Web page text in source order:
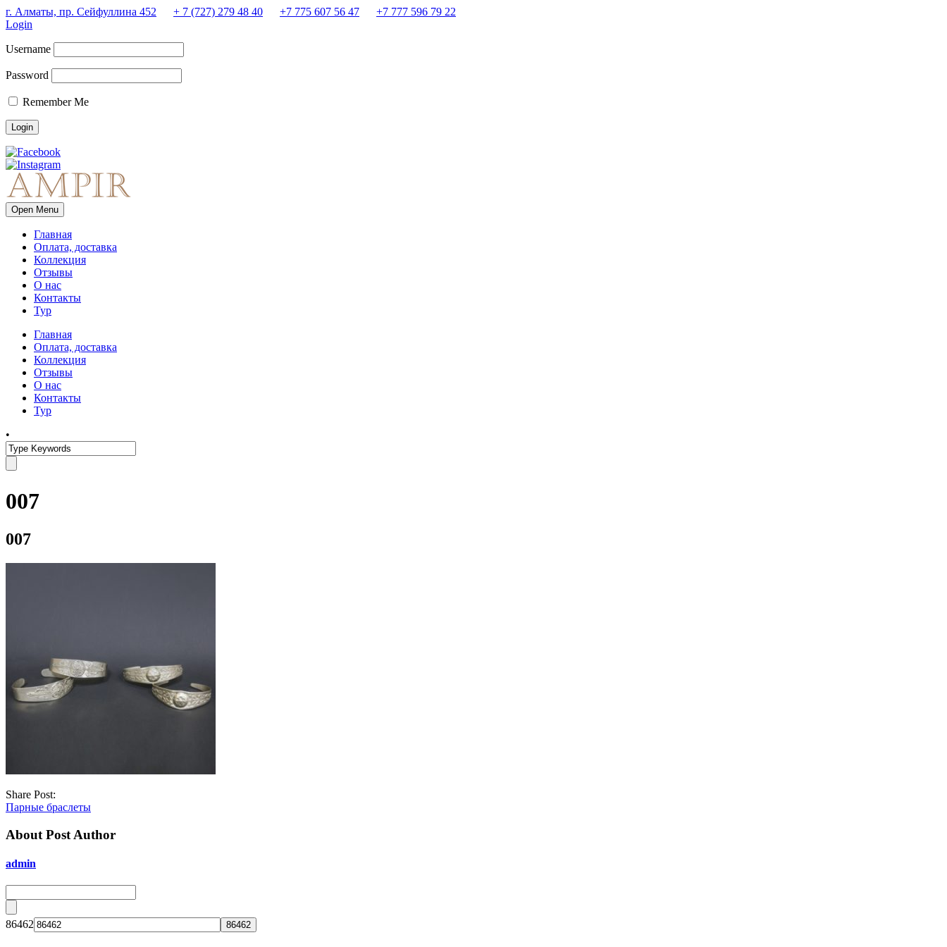
г. Алматы, пр. Сейфуллина 452 + 7 (727) 279 48 40 +7 775 607 56 47
+7 777 596 79 22
Login
Username
Password
Remember Me
Open Menu
Главная
Оплата, доставка
Коллекция
Отзывы
О нас
Контакты
Тур
Главная
Оплата, доставка
Коллекция
Отзывы
О нас
Контакты
Тур
•
007
007
Share Post:
Парные браслеты
About Post Author
admin
86462